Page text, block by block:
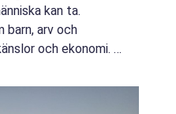
kan ta.
barn, arv och
och ekonomi. I
med familjerätt